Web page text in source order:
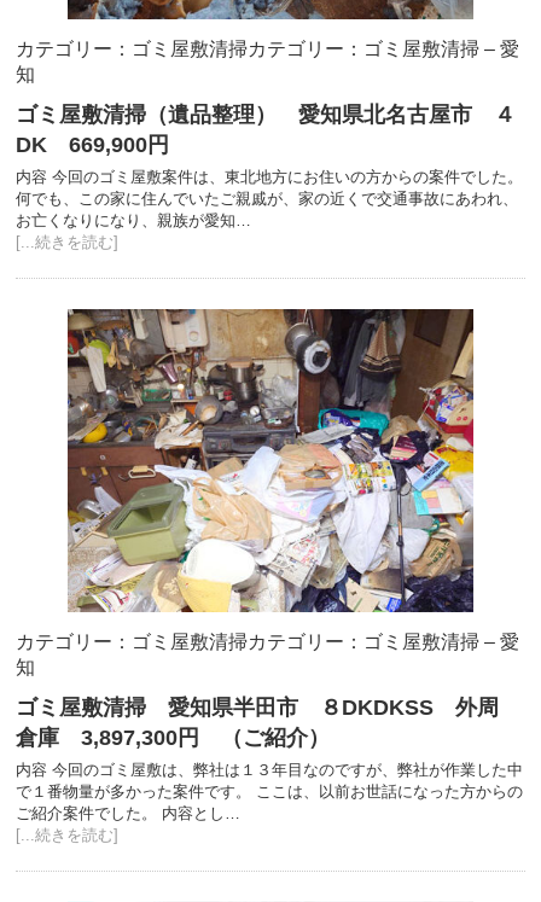
カテゴリー：ゴミ屋敷清掃カテゴリー：ゴミ屋敷清掃 – 愛
知
ゴミ屋敷清掃（遺品整理） 愛知県北名古屋市 ４
DK 669,900円
内容 今回のゴミ屋敷案件は、東北地方にお住いの方からの案件でした。
何でも、この家に住んでいたご親戚が、家の近くで交通事故にあわれ、
お亡くなりになり、親族が愛知…
[...続きを読む]
カテゴリー：ゴミ屋敷清掃カテゴリー：ゴミ屋敷清掃 – 愛
知
ゴミ屋敷清掃 愛知県半田市 ８DKDKSS 外周
倉庫 3,897,300円 （ご紹介）
内容 今回のゴミ屋敷は、弊社は１３年目なのですが、弊社が作業した中
で１番物量が多かった案件です。 ここは、以前お世話になった方からの
ご紹介案件でした。 内容とし…
[...続きを読む]